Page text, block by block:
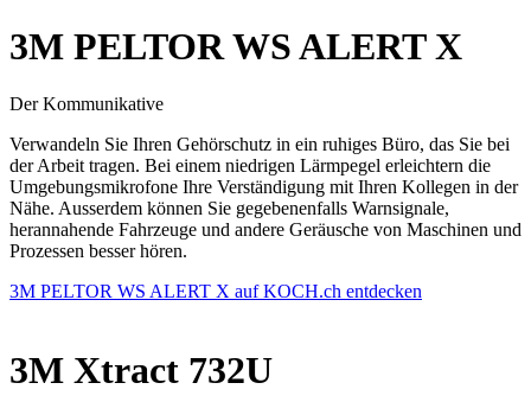
3M PELTOR WS ALERT X
Der Kommunikative
Verwandeln Sie Ihren Gehörschutz in ein ruhiges Büro, das Sie bei
der Arbeit tragen. Bei einem niedrigen Lärmpegel erleichtern die
Umgebungsmikrofone Ihre Verständigung mit Ihren Kollegen in der
Nähe. Ausserdem können Sie gegebenenfalls Warnsignale,
herannahende Fahrzeuge und andere Geräusche von Maschinen und
Prozessen besser hören.
3M PELTOR WS ALERT X auf KOCH.ch entdecken
3M Xtract 732U